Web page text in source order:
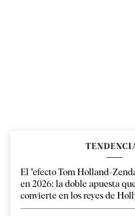
El "efecto Tom Holland-
en 2026: la doble apuesta
convierte en los reyes de